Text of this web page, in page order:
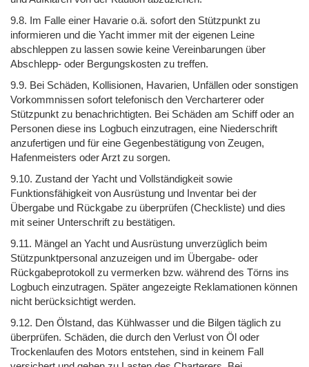
9.8. Im Falle einer Havarie o.ä. sofort den Stützpunkt zu
informieren und die Yacht immer mit der eigenen Leine
abschleppen zu lassen sowie keine Vereinbarungen über
Abschlepp- oder Bergungskosten zu treffen.
9.9. Bei Schäden, Kollisionen, Havarien, Unfällen oder sonstigen
Vorkommnissen sofort telefonisch den Vercharterer oder
Stützpunkt zu benachrichtigten. Bei Schäden am Schiff oder an
Personen diese ins Logbuch einzutragen, eine Niederschrift
anzufertigen und für eine Gegenbestätigung von Zeugen,
Hafenmeisters oder Arzt zu sorgen.
9.10. Zustand der Yacht und Vollständigkeit sowie
Funktionsfähigkeit von Ausrüstung und Inventar bei der
Übergabe und Rückgabe zu überprüfen (Checkliste) und dies
mit seiner Unterschrift zu bestätigen.
9.11. Mängel an Yacht und Ausrüstung unverzüglich beim
Stützpunktpersonal anzuzeigen und im Übergabe- oder
Rückgabeprotokoll zu vermerken bzw. während des Törns ins
Logbuch einzutragen. Später angezeigte Reklamationen können
nicht berücksichtigt werden.
9.12. Den Ölstand, das Kühlwasser und die Bilgen täglich zu
überprüfen. Schäden, die durch den Verlust von Öl oder
Trockenlaufen des Motors entstehen, sind in keinem Fall